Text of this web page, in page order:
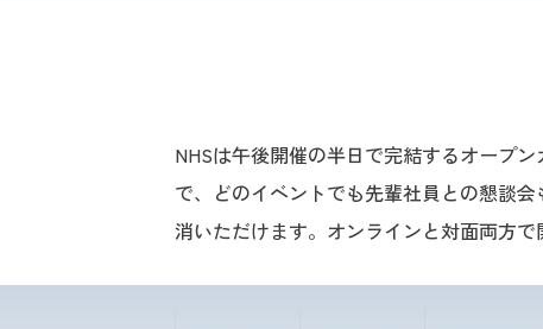
NHSは午後開催の半日で完結するオープ
で、どのイベントでも先輩社員との懇談
消いただけます。オンラインと対面両方